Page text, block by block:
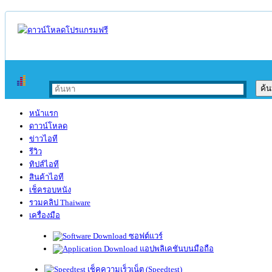
หน้าแรก
ดาวน์โหลด
ข่าวไอที
รีวิว
ทิปส์ไอที
สินค้าไอที
เช็ครอบหนัง
รวมคลิป Thaiware
เครื่องมือ
ซอฟต์แวร์
แอปพลิเคชันบนมือถือ
เช็คความเร็วเน็ต (Speedtest)